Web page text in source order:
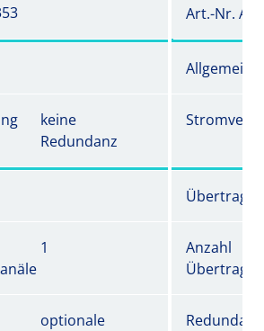
Art.-Nr.
Allgemein
keine
Redundanz
1
Anzahl
optionale